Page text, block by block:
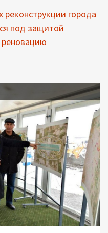
реконструкции города
под защитой